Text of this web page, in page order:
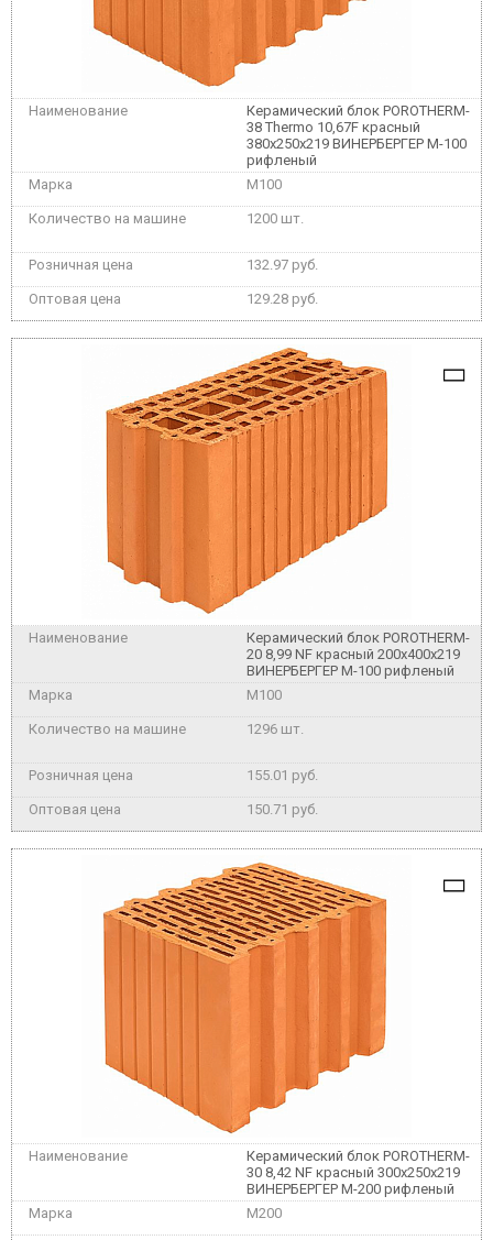
Керамический блок POROTHERM-
38 Thermo 10,67F красный
380x250x219 ВИНЕРБЕРГЕР М-100
рифленый
M100
1200 шт.
132.97 руб.
129.28 руб.
Керамический блок POROTHERM-
20 8,99 NF красный 200х400x219
ВИНЕРБЕРГЕР М-100 рифленый
M100
1296 шт.
155.01 руб.
150.71 руб.
Керамический блок POROTHERM-
30 8,42 NF красный 300х250x219
ВИНЕРБЕРГЕР М-200 рифленый
M200